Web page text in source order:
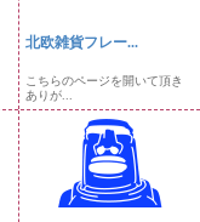
北欧雑貨フレー...
こちらのページを開いて頂き
ありが...